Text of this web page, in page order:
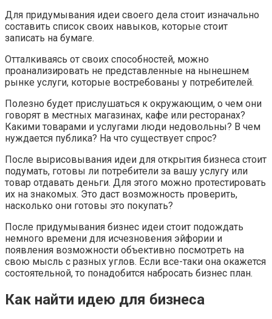
Для придумывания идеи своего дела стоит изначально
составить список своих навыков, которые стоит
записать на бумаге.
Отталкиваясь от своих способностей, можно
проанализировать не представленные на нынешнем
рынке услуги, которые востребованы у потребителей.
Полезно будет прислушаться к окружающим, о чем они
говорят в местных магазинах, кафе или ресторанах?
Какими товарами и услугами люди недовольны? В чем
нуждается публика? На что существует спрос?
После вырисовывания идеи для открытия бизнеса стоит
подумать, готовы ли потребители за вашу услугу или
товар отдавать деньги. Для этого можно протестировать
их на знакомых. Это даст возможность проверить,
насколько они готовы это покупать?
После придумывания бизнес идеи стоит подождать
немного времени для исчезновения эйфории и
появления возможности объективно посмотреть на
свою мысль с разных углов. Если все-таки она окажется
состоятельной, то понадобится набросать бизнес план.
Как найти идею для бизнеса